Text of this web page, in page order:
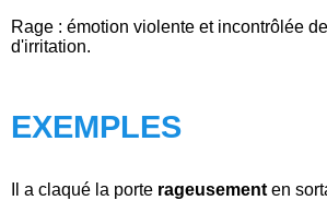
Rage : émotion violente et incontrôlée
d'irritation.
EXEMPLES
Il a claqué la porte rageusement en